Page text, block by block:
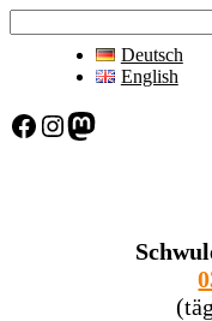
Deutsch
English
Facebook Instagram Mastodon